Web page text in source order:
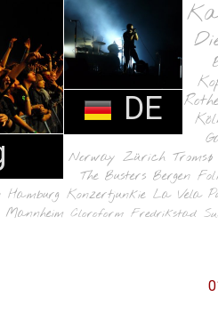
DE
Norway Zürich Tromsø
The Busters Bergen
Hamburg Konzertjunkie La Vela
Mannheim Cloroform Fredrikstad